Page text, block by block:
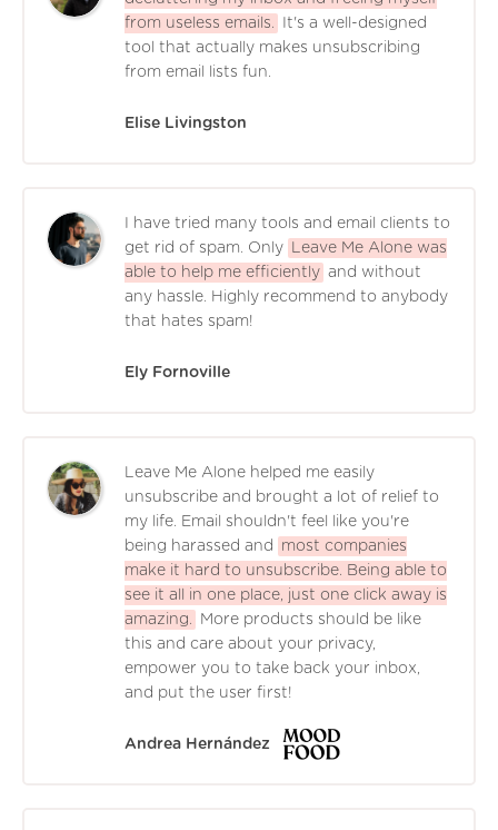
from useless emails.
It's a well-designed
tool that actually makes unsubscribing
from email lists fun.
Elise Livingston
I have tried many tools and email clients to
get rid of spam. Only
Leave Me Alone was
able to help me efficiently and without
any hassle. Highly recommend to anybody
that hates spam!
Ely Fornoville
Leave Me Alone helped me easily
unsubscribe and brought a lot of relief to
my life. Email shouldn't feel like you're
being harassed and
most companies
make it hard to unsubscribe. Being able to
see it all in one place, just one click away is
amazing.
More products should be like
this and care about your privacy,
empower you to take back your inbox,
and put the user first!
Andrea Hernández